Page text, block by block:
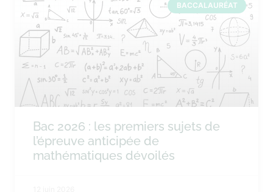
BACCALAURÉAT
Bac 2026 : les premiers sujets de
l’épreuve anticipée de
mathématiques dévoilés